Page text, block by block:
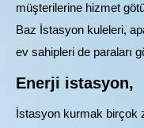
müşterilerine hizmet
Baz İstasyon kuleleri,
ev sahipleri de paraları
Enerji istasyon,
İstasyon kurmak birçok